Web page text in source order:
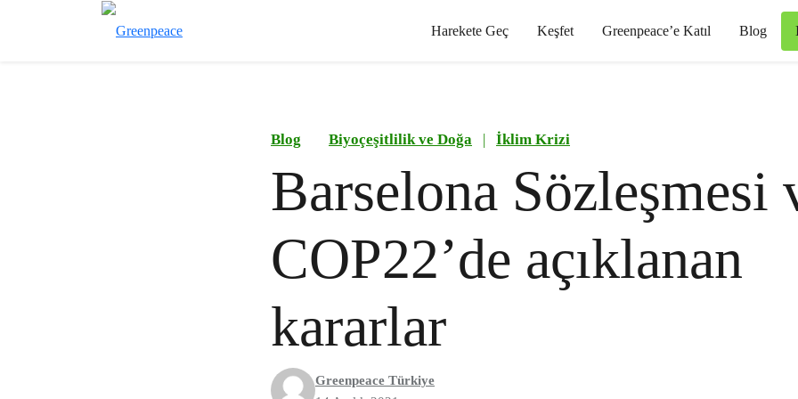
Harekete Geç Keşfet Greenpeace’e Katıl Blog
Blog Biyoçeşitlilik ve Doğa | İklim Krizi
Barselona Sözleşmesi
COP22’de açıklanan
kararlar
Greenpeace Türkiye